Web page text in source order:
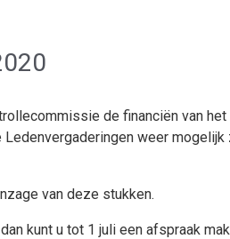
de financiën van
weer
van deze stukken.
kunt u tot 1 juli een afspraak